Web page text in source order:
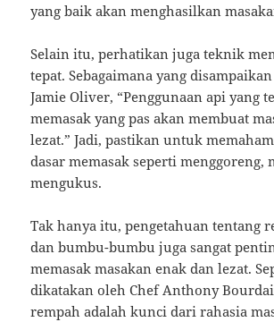
yang baik akan menghasilkan
Selain itu, perhatikan juga teknik
tepat. Sebagaimana yang
Jamie Oliver, “Penggunaan api yang
memasak yang pas akan membuat
lezat.” Jadi, pastikan untuk
dasar memasak seperti menggoreng,
mengukus.
Tak hanya itu, pengetahuan tentang
dan bumbu-bumbu juga sangat
memasak masakan enak dan lezat.
dikatakan oleh Chef Anthony
rempah adalah kunci dari rahasia